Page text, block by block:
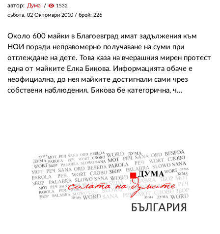
автор: Дума visibility 1532
събота, 02 Октомври 2010 / брой: 226
Около 600 майки в Благоевград имат задължения към
НОИ поради неправомерно получаване на суми при
отглеждане на дете. Това каза на вчерашния мирен протест
една от майките Елка Бикова. Информацията обаче е
неофициална, до нея майките достигнали сами чрез
собствени наблюдения. Бикова бе категорична, ч...